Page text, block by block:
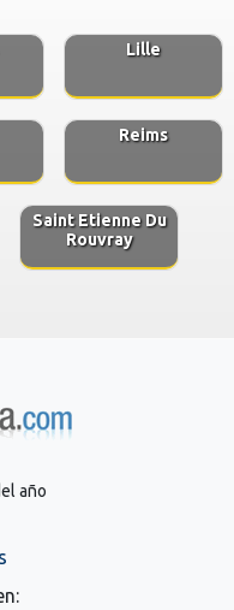
Lille
Reims
Saint Etienne Du
Rouvray
año